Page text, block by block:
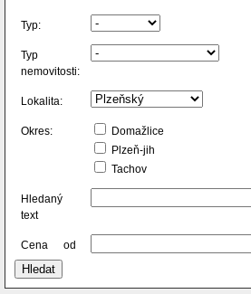
Typ:
Typ
nemovitosti:
Lokalita:
Okres: Domažlice
Plzeň-jih
Tachov
Hledaný
text
Cena od